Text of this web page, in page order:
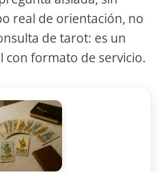
real de orientación, no
de tarot: es un
con formato de servicio.